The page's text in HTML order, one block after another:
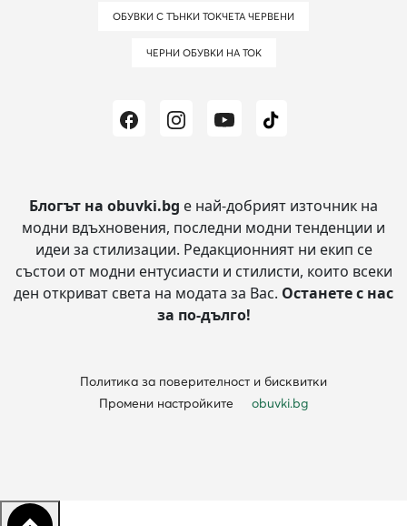
ОБУВКИ С ТЪНКИ ТОКЧЕТА ЧЕРВЕНИ
ЧЕРНИ ОБУВКИ НА ТОК
Блогът на obuvki.bg е най-добрият източник на
модни вдъхновения, последни модни тенденции и
идеи за стилизации. Редакционният ни екип се
състои от модни ентусиасти и стилисти, които всеки
ден откриват света на модата за Вас. Останете с нас
за по-дълго!
Политика за поверителност и бисквитки
Промени настройките
obuvki.bg